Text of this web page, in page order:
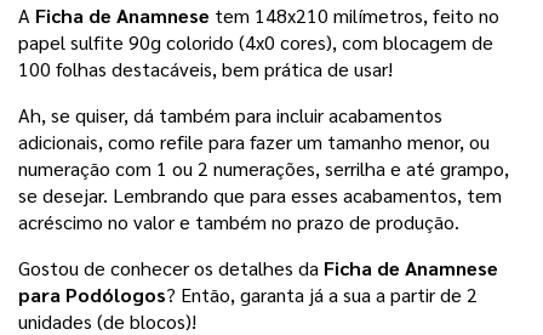
A Ficha de Anamnese tem 148x210 milímetros, feito no
papel sulfite 90g colorido (4x0 cores), com blocagem de
100 folhas destacáveis, bem prática de usar!
Ah, se quiser, dá também para incluir acabamentos
adicionais, como refile para fazer um tamanho menor, ou
numeração com 1 ou 2 numerações, serrilha e até grampo,
se desejar. Lembrando que para esses acabamentos, tem
acréscimo no valor e também no prazo de produção.
Gostou de conhecer os detalhes da Ficha de Anamnese
para Podólogos? Então, garanta já a sua a partir de 2
unidades (de blocos)!